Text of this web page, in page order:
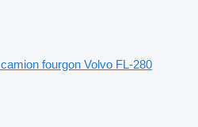
camion fourgon Volvo FL-280